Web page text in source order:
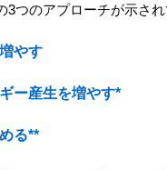
つのアプローチが示され
やす
ー産生を増やす*
める**